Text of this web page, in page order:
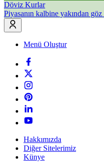
Döviz Kurlar
Piyasanın kalbine yakından göz
Menü Oluştur
Hakkımızda
Diğer Sitelerimiz
Künye